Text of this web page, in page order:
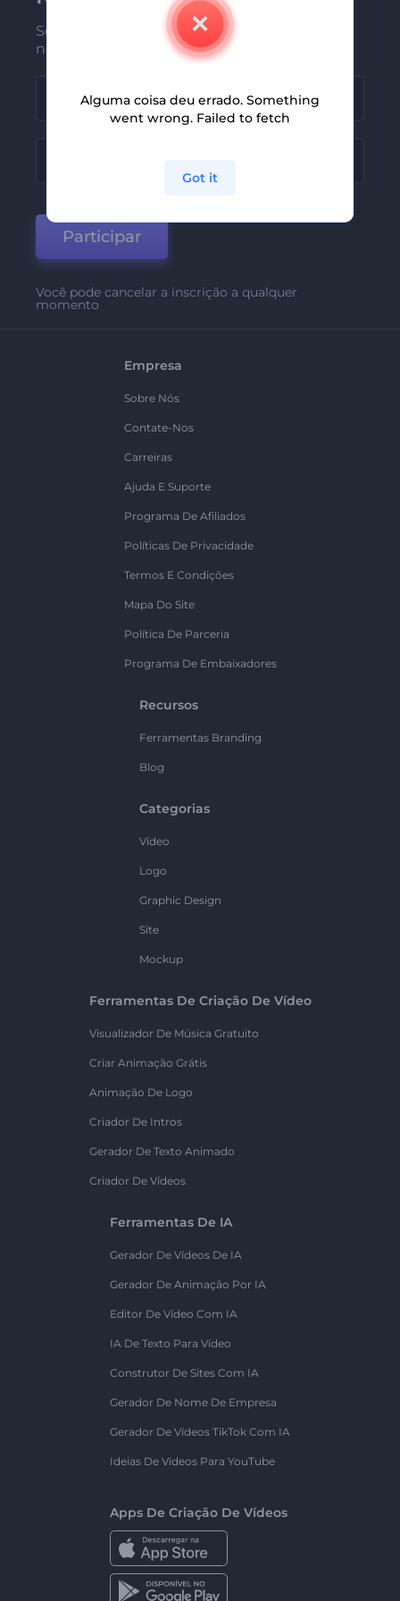
Seja um dos primeiros a receber
nossas últimas novidades e ofertas
Participar
Você pode cancelar a inscrição a qualquer
momento
Empresa
Sobre Nós
Contate-Nos
Carreiras
Ajuda E Suporte
Programa De Afiliados
Políticas De Privacidade
Termos E Condições
Mapa Do Site
Política De Parceria
Programa De Embaixadores
Recursos
Ferramentas Branding
Blog
Categorias
Vídeo
Logo
Graphic Design
Site
Mockup
Ferramentas De Criação De Vídeo
Visualizador De Música Gratuito
Criar Animação Grátis
Animação De Logo
Criador De Intros
Gerador De Texto Animado
Criador De Vídeos
Ferramentas De IA
Gerador De Vídeos De IA
Gerador De Animação Por IA
Editor De Vídeo Com IA
IA De Texto Para Vídeo
Construtor De Sites Com IA
Gerador De Nome De Empresa
Gerador De Vídeos TikTok Com IA
Ideias De Vídeos Para YouTube
Apps De Criação De Vídeos
Alguma coisa deu errado. Something
went wrong. Failed to fetch
Got it